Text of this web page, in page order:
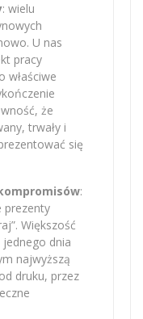
: wielu
U nas
pracy
właściwe
że
trwały i
się
:
prezenty
Większość
dnia
najwyższą
druku, przez